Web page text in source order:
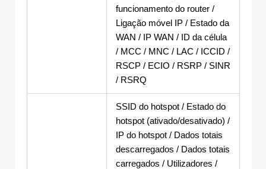
funcionamento do router /
Ligação móvel IP / Estado da
WAN / IP WAN / ID da célula
/ MCC / MNC / LAC / ICCID /
RSCP / ECIO / RSRP / SINR
/ RSRQ
SSID do hotspot / Estado do
hotspot (ativado/desativado) /
IP do hotspot / Dados totais
descarregados / Dados totais
carregados / Utilizadores /